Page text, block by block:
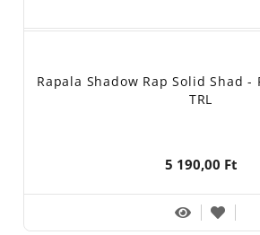
Rapala Shadow Rap Solid Shad -
TRL
5 190,00 Ft